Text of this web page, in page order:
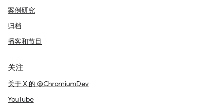
案例研究
归档
播客和节目
关注
关于 X 的 @ChromiumDev
YouTube